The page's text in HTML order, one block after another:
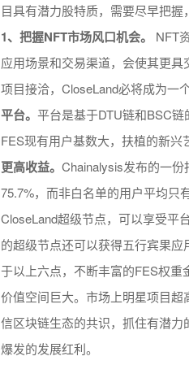
目具有潜力股特质，需要尽早把握
1、把握NFT市场风口机会。 NFT
应用场景和交易渠道，会使其更具
项目接洽，CloseLand必将成为一
平台。 平台是基于DTU链和BSC链
FES现有用户基数大，扶植的新兴
更高收益。 Chainalysis发布的一
75.7%，而非白名单的用户平均只
CloseLand超级节点，可以享受平
的超级节点还可以获得五行宾果
于以上六点，不断丰富的FES权
价值空间巨大。市场上明星项目
信区块链生态的共识，抓住有潜
爆发的发展红利。